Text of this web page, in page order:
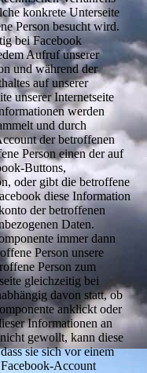
konkrete Unterseite
Person besucht wird.
bei Facebook
Aufruf unserer
und während der
auf unserer
unserer Internetseite
werden
und durch
der betroffenen
Person einen der auf
Buttons,
oder gibt die betroffene
diese Information
der betroffenen
Daten.
immer dann
Person unsere
Person zum
gleichzeitig bei
davon statt, ob
anklickt oder
Informationen an
gewollt, kann diese
sie sich vor einem
Account